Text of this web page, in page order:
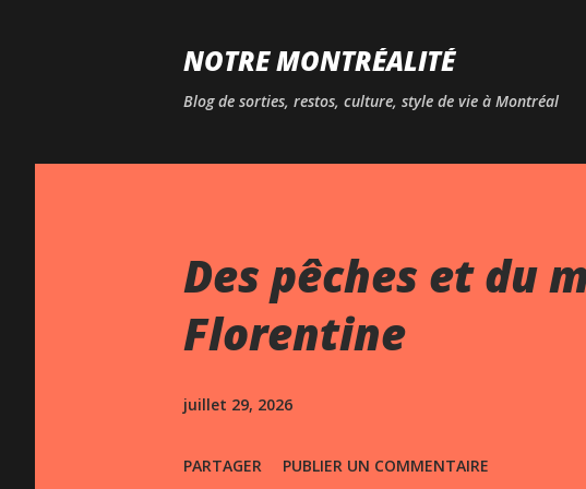
NOTRE MONTRÉALITÉ
Blog de sorties, restos, culture, style de vie à Montréal
Des pêches et du
Florentine
juillet 29, 2026
PARTAGER PUBLIER UN COMMENTAIRE